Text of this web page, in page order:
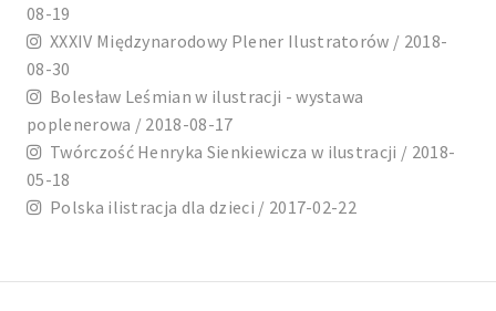
08-19
XXXIV Międzynarodowy Plener Ilustratorów / 2018-
08-30
Bolesław Leśmian w ilustracji - wystawa
poplenerowa / 2018-08-17
Twórczość Henryka Sienkiewicza w ilustracji / 2018-
05-18
Polska ilistracja dla dzieci / 2017-02-22